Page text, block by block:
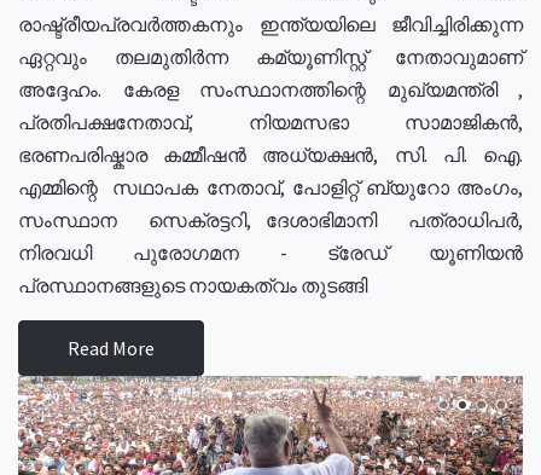
രാഷ്ട്രീയപ്രവർത്തകനും ഇന്ത്യയിലെ ജീവിച്ചിരിക്കുന്ന
ഏറ്റവും തലമുതിർന്ന കമ്യൂണിസ്റ്റ് നേതാവുമാണ്
അദ്ദേഹം. കേരള സംസ്ഥാനത്തിന്റെ മുഖ്യമന്ത്രി ,
പ്രതിപക്ഷനേതാവ്, നിയമസഭാ സാമാജികൻ,
ഭരണപരിഷ്കാര കമ്മീഷൻ അധ്യക്ഷൻ, സി. പി. ഐ.
എമ്മിന്റെ സഥാപക നേതാവ്, പോളിറ്റ് ബ്യുറോ അംഗം,
സംസ്ഥാന സെക്രട്ടറി, ദേശാഭിമാനി പത്രാധിപർ,
നിരവധി പുരോഗമന - ട്രേഡ് യൂണിയൻ
പ്രസ്ഥാനങ്ങളുടെ നായകത്വം തുടങ്ങി
Read More